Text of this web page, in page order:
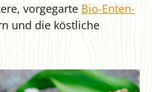
vorgegarte Bio-Enten-
und die köstliche